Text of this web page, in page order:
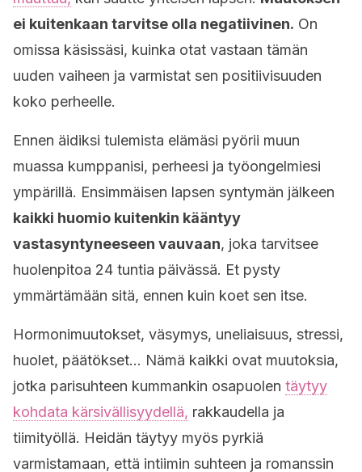
ei kuitenkaan tarvitse olla negatiivinen. On
omissa käsissäsi, kuinka otat vastaan tämän
uuden vaiheen ja varmistat sen positiivisuuden
koko perheelle.
Ennen äidiksi tulemista elämäsi pyörii muun
muassa kumppanisi, perheesi ja työongelmiesi
ympärillä. Ensimmäisen lapsen syntymän jälkeen
kaikki huomio kuitenkin kääntyy
vastasyntyneeseen vauvaan, joka tarvitsee
huolenpitoa 24 tuntia päivässä. Et pysty
ymmärtämään sitä, ennen kuin koet sen itse.
Hormonimuutokset, väsymys, uneliaisuus, stressi,
huolet, päätökset… Nämä kaikki ovat muutoksia,
jotka parisuhteen kummankin osapuolen täytyy
kohdata kärsivällisyydellä, rakkaudella ja
tiimityöllä. Heidän täytyy myös pyrkiä
varmistamaan, että intiimin suhteen ja romanssin